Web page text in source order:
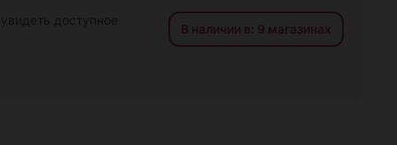
В наличии в: 9 магазинах